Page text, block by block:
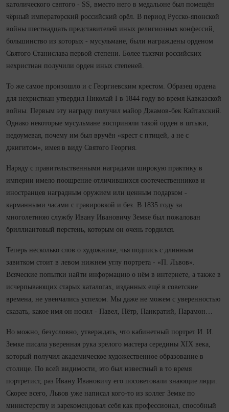
католического святого - SS, вместо него в медальоне был помещён
чёрный императорский российский орёл. В период Русско-японской
войны шестнадцать представителей иных религиозных конфессий,
большинство из которых - мусульмане, были награждены орденом
Святого Станислава первой степени. Более тысячи российских
нехристиан получили орден иных степеней.
То же самое произошло и с Георгиевским крестом. Образец ордена
для нехристиан утвердил Николай I в 1844 году во время Кавказской
войны. Первым эту награду получил майор Джамов-бек Кайтахский.
Однако некоторые мусульмане восприняли такой орден в штыки,
недоумевая, почему им был вручён «крест с птицей, а не с
джигитом», имея в виду Святого Георгия.
Наряду с правительственными наградами широкую практику в
империи имело поощрение отличившихся соотечественников и
иностранцев наградным оружием или ценным подарком -
карманными часами с гравировкой и без. В 1835 году за
многолетнюю службу Ивану Ивановичу Земке был пожалован
бриллиантовый перстень, которым он очень гордился.
Теперь несколько слов о художнике, чья подпись с длинным
завитком стоит в левом нижнем углу порт­рета - «П. Львов».
Всяческие попытки найти информацию о нём в интернете, а также в
исчерпывающих старых каталогах, изданных ещё в советские
времена, не увенчались успехом. Мы даже не можем с уверенностью
сказать, какое имя он носил - Павел, Пётр, Панкратий, Парамон…
Но можно, безусловно, утверждать, что кабинетный портрет И. И.
Земке писала уверенная рука зрелого мастера середины XIX века,
который получил академическое художественное образование в
столице. По всей видимости, это был известный в то время
портретист, раз Ивану Ивановичу его посоветовали знающие люди.
Скорее всего, Львов уже написал кого-то из коллег Земке по
министерству и зарекомендовал себя как профессионал, способный